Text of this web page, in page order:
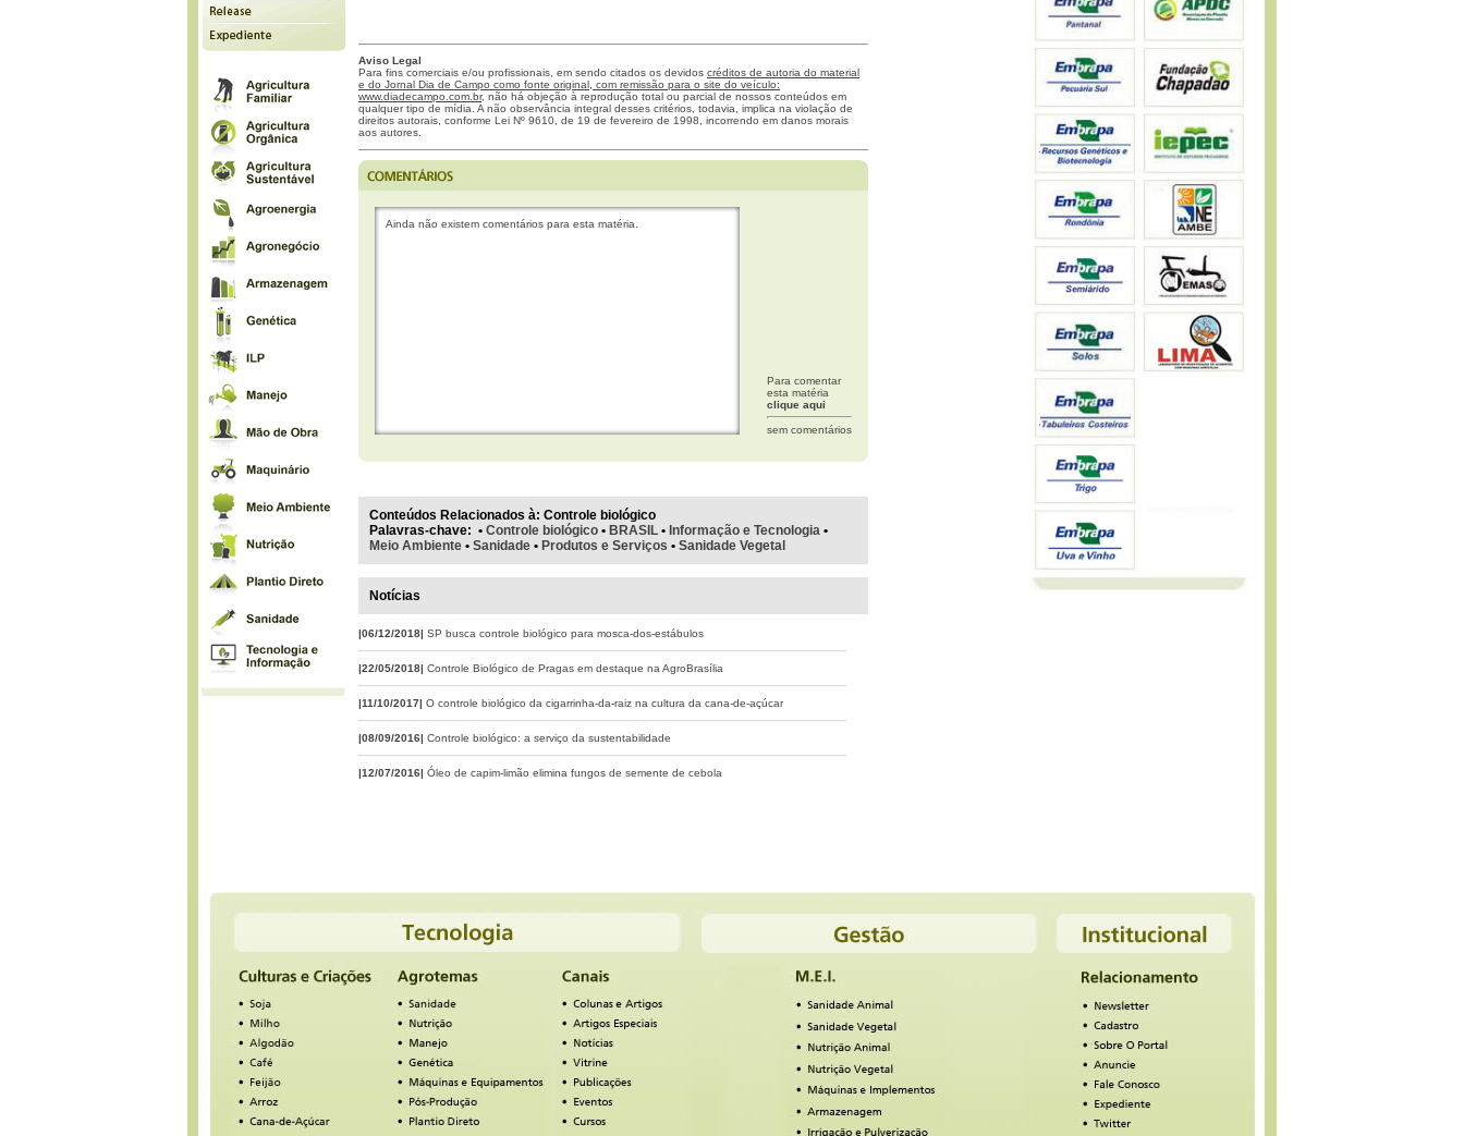
Aviso Legal
Para fins comerciais e/ou profissionais, em sendo citados os devidos créditos de autoria do material
e do Jornal Dia de Campo como fonte original, com remissão para o site do veículo:
www.diadecampo.com.br, não há objeção à reprodução total ou parcial de nossos conteúdos em
qualquer tipo de mídia. A não observância integral desses critérios, todavia, implica na violação de
direitos autorais, conforme Lei Nº 9610, de 19 de fevereiro de 1998, incorrendo em danos morais
aos autores.
Ainda não existem comentários para esta matéria.
Para comentar
esta matéria
clique aqui
sem comentários
Conteúdos Relacionados à: Controle biológico
Palavras-chave: • Controle biológico • BRASIL • Informação e Tecnologia •
Meio Ambiente • Sanidade • Produtos e Serviços • Sanidade Vegetal
Notícias
|06/12/2018| SP busca controle biológico para mosca-dos-estábulos
|22/05/2018| Controle Biológico de Pragas em destaque na AgroBrasília
|11/10/2017| O controle biológico da cigarrinha-da-raiz na cultura da cana-de-açúcar
|08/09/2016| Controle biológico: a serviço da sustentabilidade
|12/07/2016| Óleo de capim-limão elimina fungos de semente de cebola